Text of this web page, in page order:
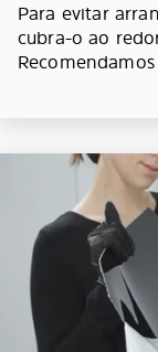
Para evitar
cubra-o ao